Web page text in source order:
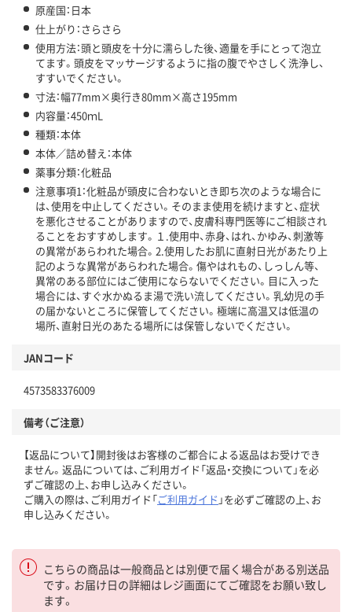
原産国：日本
仕上がり：さらさら
使用方法：頭と頭皮を十分に濡らした後、適量を手にとって泡立
てます。頭皮をマッサージするように指の腹でやさしく洗浄し、
すすいでください。
寸法：幅77mm×奥行き80mm×高さ195mm
内容量：450ｍL
種類：本体
本体／詰め替え：本体
薬事分類：化粧品
注意事項1：化粧品が頭皮に合わないとき即ち次のような場合に
は、使用を中止してください。そのまま使用を続けますと、症状
を悪化させることがありますので、皮膚科専門医等にご相談され
ることをおすすめします。１.使用中、赤身、はれ、かゆみ、刺激等
の異常があらわれた場合。2.使用したお肌に直射日光があたり上
記のような異常があらわれた場合。傷やはれもの、しっしん等、
異常のある部位にはご使用にならないでください。目に入った
場合には、すぐ水かぬるま湯で洗い流してください。乳幼児の手
の届かないところに保管してください。極端に高温又は低温の
場所、直射日光のあたる場所には保管しないでください。
JANコード
4573583376009
備考（ご注意）
【返品について】開封後はお客様のご都合による返品はお受けでき
ません。返品については、ご利用ガイド「返品・交換について」を必
ずご確認の上、お申し込みください。
ご購入の際は、ご利用ガイド「ご利用ガイド 」を必ずご確認の上、お
申し込みください。
こちらの商品は一般商品とは別便で届く場合がある別送品
です。お届け日の詳細はレジ画面にてご確認をお願い致し
ます。